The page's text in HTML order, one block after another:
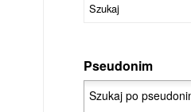
Pseudonim